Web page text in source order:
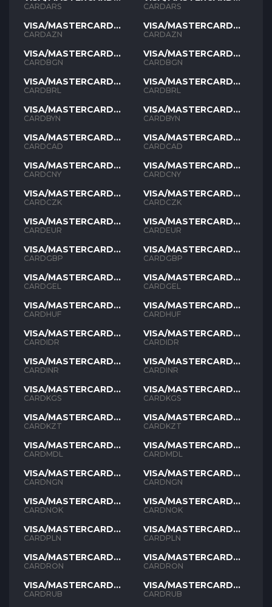
ARS
CARDARS
VISA/MASTERCARD
AZN
CARDAZN
VISA/MASTERCARD
BGN
CARDBGN
VISA/MASTERCARD
BRL
CARDBRL
VISA/MASTERCARD
BYN
CARDBYN
VISA/MASTERCARD
CAD
CARDCAD
VISA/MASTERCARD
CNY
CARDCNY
VISA/MASTERCARD
CZK
CARDCZK
VISA/MASTERCARD
EUR
CARDEUR
VISA/MASTERCARD
GBP
CARDGBP
VISA/MASTERCARD
GEL
CARDGEL
VISA/MASTERCARD
HUF
CARDHUF
VISA/MASTERCARD
IDR
CARDIDR
VISA/MASTERCARD
INR
CARDINR
VISA/MASTERCARD
KGS
CARDKGS
VISA/MASTERCARD
KZT
CARDKZT
VISA/MASTERCARD
MDL
CARDMDL
VISA/MASTERCARD
NGN
CARDNGN
VISA/MASTERCARD
NOK
CARDNOK
VISA/MASTERCARD
PLN
CARDPLN
VISA/MASTERCARD
RON
CARDRON
VISA/MASTERCARD
RUB
CARDRUB
ARS
CARDARS
VISA/MASTERCARD
AZN
CARDAZN
VISA/MASTERCARD
BGN
CARDBGN
VISA/MASTERCARD
BRL
CARDBRL
VISA/MASTERCARD
BYN
CARDBYN
VISA/MASTERCARD
CAD
CARDCAD
VISA/MASTERCARD
CNY
CARDCNY
VISA/MASTERCARD
CZK
CARDCZK
VISA/MASTERCARD
EUR
CARDEUR
VISA/MASTERCARD
GBP
CARDGBP
VISA/MASTERCARD
GEL
CARDGEL
VISA/MASTERCARD
HUF
CARDHUF
VISA/MASTERCARD
IDR
CARDIDR
VISA/MASTERCARD
INR
CARDINR
VISA/MASTERCARD
KGS
CARDKGS
VISA/MASTERCARD
KZT
CARDKZT
VISA/MASTERCARD
MDL
CARDMDL
VISA/MASTERCARD
NGN
CARDNGN
VISA/MASTERCARD
NOK
CARDNOK
VISA/MASTERCARD
PLN
CARDPLN
VISA/MASTERCARD
RON
CARDRON
VISA/MASTERCARD
RUB
CARDRUB